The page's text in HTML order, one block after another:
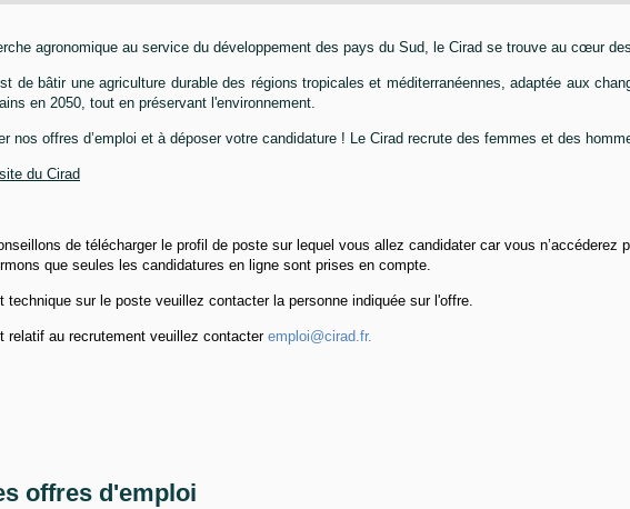
agronomique au service du développement des pays du Sud, le Cirad se trouve au cœur
de bâtir une agriculture durable des régions tropicales et méditerranéennes, adaptée aux
en 2050, tout en préservant l'environnement.
nos offres d’emploi et à déposer votre candidature ! Le Cirad recrute des femmes et des
site du Cirad
de télécharger le profil de poste sur lequel vous allez candidater car vous n’accéderez
que seules les candidatures en ligne sont prises en compte.
technique sur le poste veuillez contacter la personne indiquée sur l'offre.
relatif au recrutement veuillez contacter emploi@cirad.fr.
offres d'emploi